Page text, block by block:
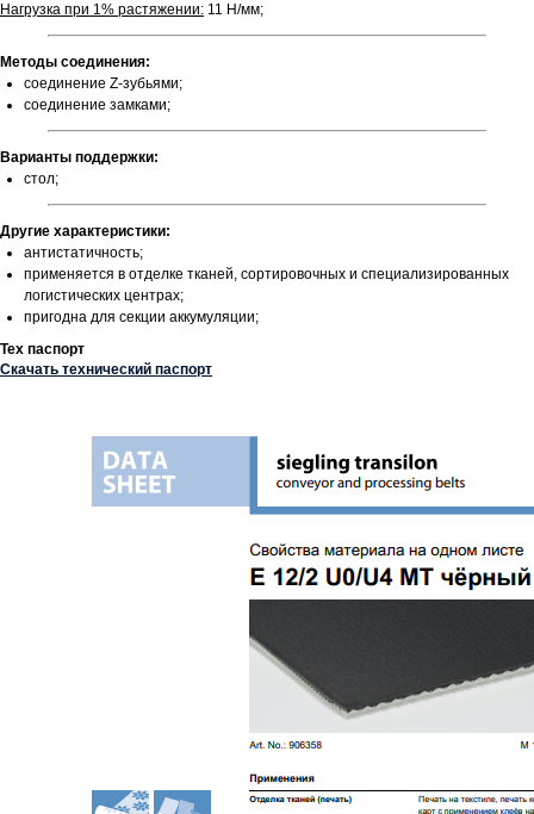
Нагрузка при 1% растяжении: 11 Н/мм;
Методы соединения:
соединение Z-зубьями;
соединение замками;
Варианты поддержки:
стол;
Другие характеристики:
антистатичность;
применяется в отделке тканей, сортировочных и специализированных
логистических центрах;
пригодна для секции аккумуляции;
Тех паспорт
Скачать технический паспорт